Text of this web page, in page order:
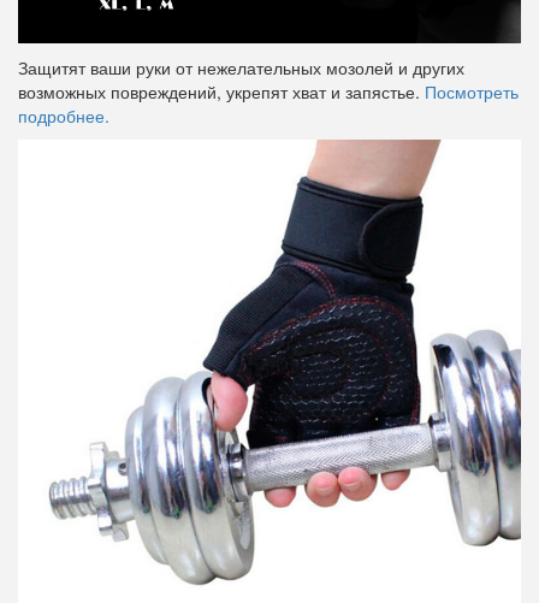
Защитят ваши руки от нежелательных мозолей и других
возможных повреждений, укрепят хват и запястье. Посмотреть
подробнее.